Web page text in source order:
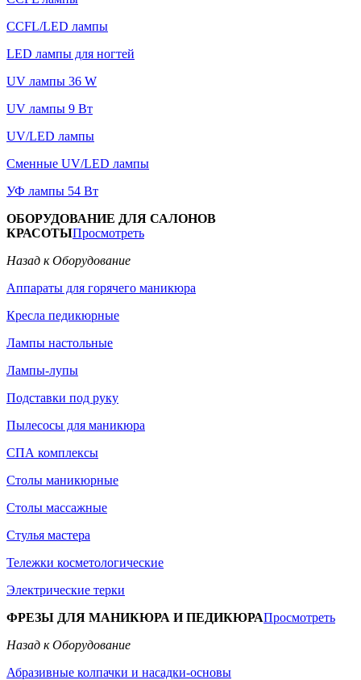
CCFL/LED лампы
LED лампы для ногтей
UV лампы 36 W
UV лампы 9 Вт
UV/LED лампы
Сменные UV/LED лампы
УФ лампы 54 Вт
ОБОРУДОВАНИЕ ДЛЯ САЛОНОВ
КРАСОТЫПросмотреть
Назад к Оборудование
Аппараты для горячего маникюра
Кресла педикюрные
Лампы настольные
Лампы-лупы
Подставки под руку
Пылесосы для маникюра
СПА комплексы
Столы маникюрные
Столы массажные
Стулья мастера
Тележки косметологические
Электрические терки
ФРЕЗЫ ДЛЯ МАНИКЮРА И ПЕДИКЮРАПросмотреть
Назад к Оборудование
Абразивные колпачки и насадки-основы